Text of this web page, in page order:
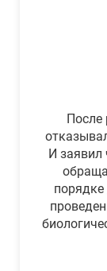
И заявил
порядке